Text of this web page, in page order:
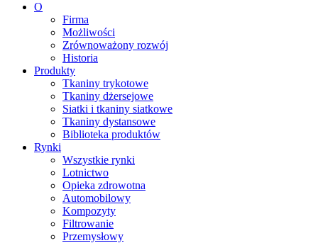
O
Firma
Możliwości
Zrównoważony rozwój
Historia
Produkty
Tkaniny trykotowe
Tkaniny dżersejowe
Siatki i tkaniny siatkowe
Tkaniny dystansowe
Biblioteka produktów
Rynki
Wszystkie rynki
Lotnictwo
Opieka zdrowotna
Automobilowy
Kompozyty
Filtrowanie
Przemysłowy